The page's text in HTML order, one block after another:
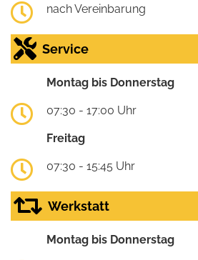
nach Vereinbarung
Service
Montag bis Donnerstag
07:30 - 17:00 Uhr
Freitag
07:30 - 15:45 Uhr
Werkstatt
Montag bis Donnerstag